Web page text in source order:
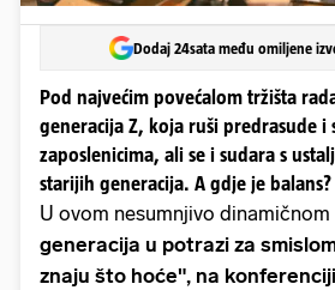
Dodaj 24sata među omiljene
Pod najvećim povećalom tržišta
generacija Z, koja ruši predrasude i
zaposlenicima, ali se i sudara s
starijih generacija. A gdje je balans?
U ovom nesumnjivo dinamičnom
generacija u potrazi za
znaju što hoće", na